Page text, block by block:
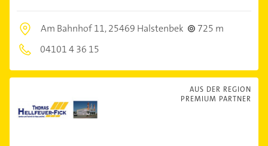
Am Bahnhof 11,25469 Halstenbek
725 m
04101 4 36 15
AUS DER REGION
PREMIUM PARTNER